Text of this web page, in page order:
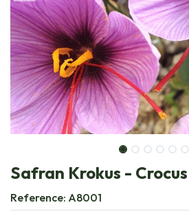
Safran Krokus -
Reference: A8001